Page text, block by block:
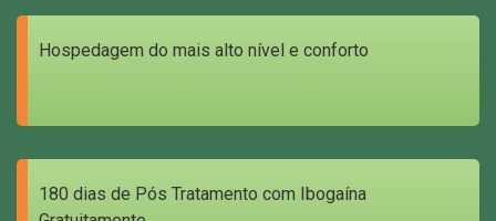
Hospedagem do mais alto nível e conforto
180 dias de Pós Tratamento com Ibogaína